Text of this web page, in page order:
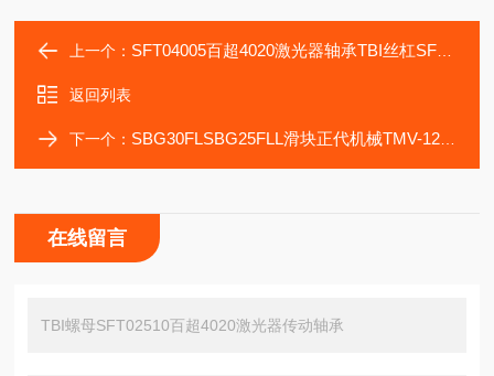
上一个： SFT04005百超4020激光器轴承TBI丝杠SFT03210螺母
返回列表
下一个： SBG30FLSBG25FLL滑块正代机械TMV-1272加工中机导轨
在线留言